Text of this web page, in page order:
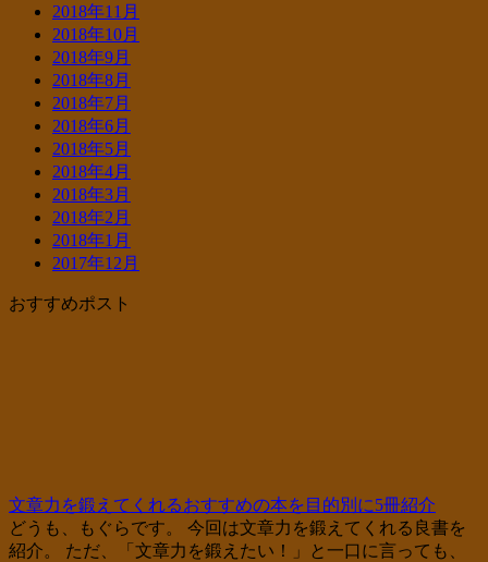
2018年11月
2018年10月
2018年9月
2018年8月
2018年7月
2018年6月
2018年5月
2018年4月
2018年3月
2018年2月
2018年1月
2017年12月
おすすめポスト
文章力を鍛えてくれるおすすめの本を目的別に5冊紹介
どうも、もぐらです。 今回は文章力を鍛えてくれる良書を
紹介。 ただ、「文章力を鍛えたい！」と一口に言っても、